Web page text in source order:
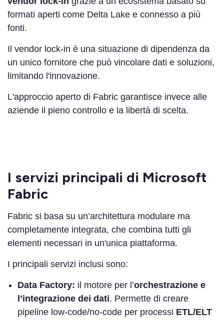
formati aperti come Delta Lake e connesso a più
fonti.
Il vendor lock-in è una situazione di dipendenza da
un unico fornitore che può vincolare dati e soluzioni,
limitando l'innovazione.
L'approccio aperto di Fabric garantisce invece alle
aziende il pieno controllo e la libertà di scelta.
I servizi principali di Microsoft
Fabric
Fabric si basa su un’architettura modulare ma
completamente integrata, che combina tutti gli
elementi necessari in un'unica piattaforma.
I principali servizi inclusi sono:
Data Factory: il motore per l’orchestrazione e
l’integrazione dei dati. Permette di creare
pipeline low-code/no-code per processi ETL/ELT